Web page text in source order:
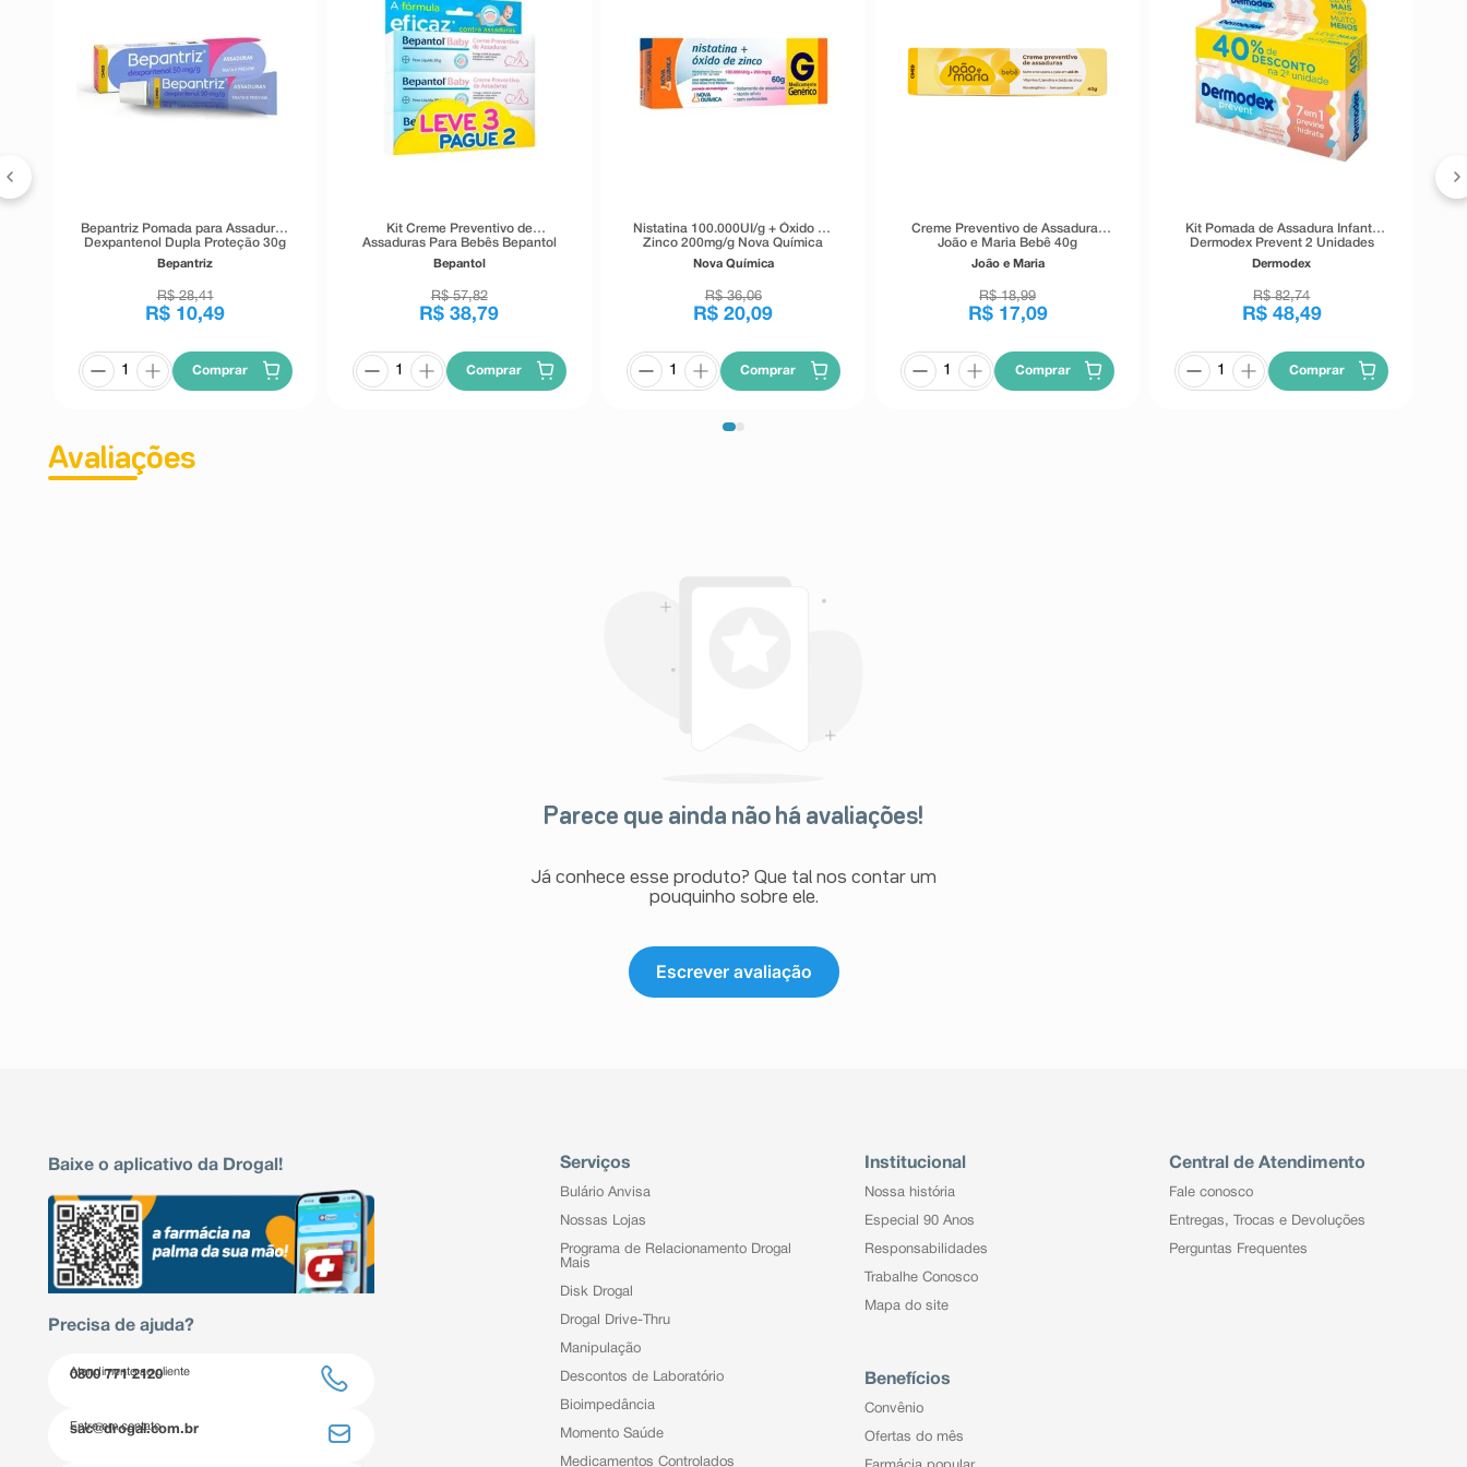
Bepantriz Pomada para Assaduras
Dexpantenol Dupla Proteção 30g
Bepantriz
R$ 28,41
R$ 10,49
Comprar
Kit Creme Preventivo de
Assaduras Para Bebês Bepantol
Baby 3 Unidades 30g
Bepantol
R$ 57,82
R$ 38,79
Comprar
Nistatina 100.000UI/g + Óxido de
Zinco 200mg/g Nova Química
Pomada Dermatológica 60g
Nova Química
R$ 36,06
R$ 20,09
Comprar
Creme Preventivo de Assaduras
João e Maria Bebê 40g
João e Maria
R$ 18,99
R$ 17,09
Comprar
Kit Pomada de Assadura Infantil
Dermodex Prevent 2 Unidades
Dermodex
R$ 82,74
R$ 48,49
Comprar
Avaliações
Parece que ainda não há avaliações!
Já conhece esse produto? Que tal nos contar um
pouquinho sobre ele.
Escrever avaliação
Baixe o aplicativo da Drogal!
Precisa de ajuda?
Atendimento ao cliente
0800 771 2120
Entre em contato
sac@drogal.com.br
Serviços
Bulário Anvisa
Nossas Lojas
Programa de Relacionamento Drogal
Mais
Disk Drogal
Drogal Drive-Thru
Manipulação
Descontos de Laboratório
Bioimpedância
Momento Saúde
Medicamentos Controlados
Institucional
Nossa história
Especial 90 Anos
Responsabilidades
Trabalhe Conosco
Mapa do site
Benefícios
Convênio
Ofertas do mês
Central de Atendimento
Fale conosco
Entregas, Trocas e Devoluções
Perguntas Frequentes